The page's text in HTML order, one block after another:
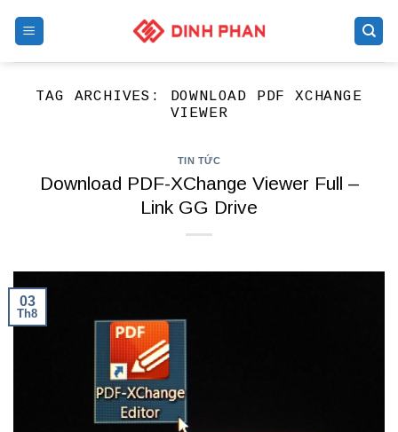
TAG ARCHIVES: DOWNLOAD PDF XCHANGE
VIEWER
TIN TỨC
Download PDF-XChange Viewer Full –
Link GG Drive
03
Th8